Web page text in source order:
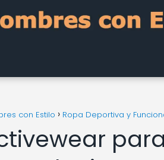
con Estilo Ropa Deportiva y